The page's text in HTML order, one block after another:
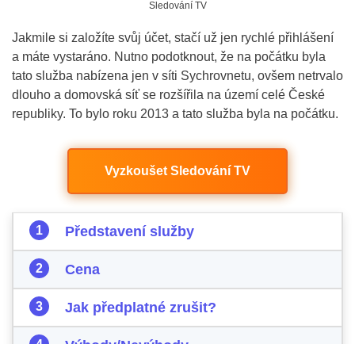
Sledování TV
Jakmile si založíte svůj účet, stačí už jen rychlé přihlášení
a máte vystaráno. Nutno podotknout, že na počátku byla
tato služba nabízena jen v síti Sychrovnetu, ovšem netrvalo
dlouho a domovská síť se rozšířila na území celé České
republiky. To bylo roku 2013 a tato služba byla na počátku.
Vyzkoušet Sledování TV
Představení služby
Cena
Jak předplatné zrušit?